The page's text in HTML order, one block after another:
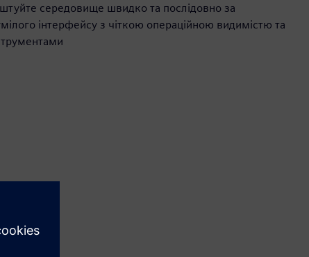
середовище швидко та послідовно за
інтерфейсу з чіткою операційною видимістю та